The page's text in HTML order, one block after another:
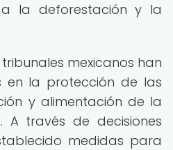
la deforestación y la
mexicanos han
en la protección de las
y alimentación de la
A través de decisiones
medidas para